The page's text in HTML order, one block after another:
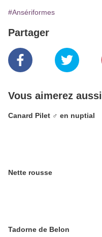
#Ansériformes
Partager
Vous aimerez aussi
Canard Pilet ♂ en nuptial
Nette rousse
Tadorne de Belon